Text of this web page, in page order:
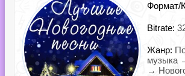
Формат/
Bitrate:
Жанр:
музыка
→